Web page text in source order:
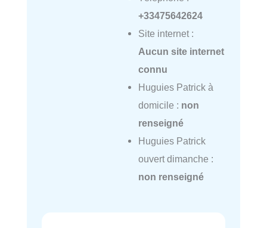
+33475642624
Site internet :
Aucun site internet
connu
Huguies Patrick à
domicile : non
renseigné
Huguies Patrick
ouvert dimanche :
non renseigné